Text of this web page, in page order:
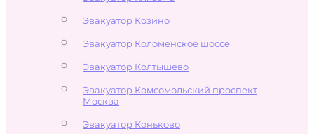
Эвакуатор Козино
Эвакуатор Коломенское шоссе
Эвакуатор Колтышево
Эвакуатор Комсомольский проспект
Москва
Эвакуатор Коньково